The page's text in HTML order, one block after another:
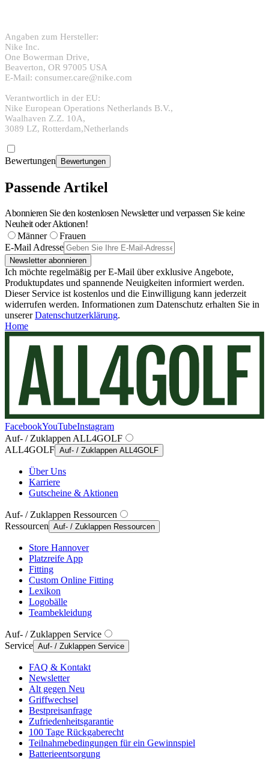
Angaben zum Hersteller:
Nike Inc.
One Bowerman Drive,
Beaverton, OR 97005 USA
E-Mail: consumer.care@nike.com
Verantwortlich in der EU:
Nike European Operations Netherlands B.V.,
Waalhaven Z.Z. 10A,
3089 LZ, Rotterdam,Netherlands
Bewertungen Bewertungen
Passende Artikel
Abonnieren Sie den kostenlosen Newsletter und verpassen Sie keine
Neuheit oder Aktionen!
Männer
Frauen
E-Mail Adresse
Newsletter abonnieren
Ich möchte regelmäßig per E-Mail über exklusive Angebote,
Produktupdates und spannende Neuigkeiten informiert werden.
Dieser Service ist kostenlos und die Einwilligung kann jederzeit
widerrufen werden. Informationen zum Datenschutz erhalten Sie in
unsererDatenschutzerklärung.
Home
FacebookYouTubeInstagram
Auf- / Zuklappen ALL4GOLF
ALL4GOLF Auf- / Zuklappen ALL4GOLF
Über Uns
Karriere
Gutscheine & Aktionen
Auf- / Zuklappen Ressourcen
Ressourcen Auf- / Zuklappen Ressourcen
Store Hannover
Platzreife App
Fitting
Custom Online Fitting
Lexikon
Logobälle
Teambekleidung
Auf- / Zuklappen Service
Service Auf- / Zuklappen Service
FAQ & Kontakt
Newsletter
Alt gegen Neu
Griffwechsel
Bestpreisanfrage
Zufriedenheitsgarantie
100 Tage Rückgaberecht
Teilnahmebedingungen für ein Gewinnspiel
Batterieentsorgung